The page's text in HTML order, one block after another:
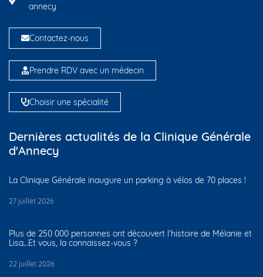
annecy
Contactez-nous
Prendre RDV avec un médecin
Choisir une spécialité
Dernières actualités de la Clinique Générale
d'Annecy
La Clinique Générale inaugure un parking à vélos de 70 places !
27 juillet 2026
Plus de 250 000 personnes ont découvert l’histoire de Mélanie et
Lisa…Et vous, la connaissez-vous ?
22 juillet 2026